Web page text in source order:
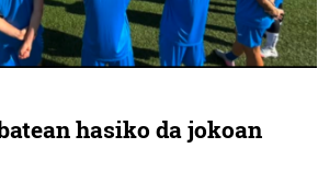
hasiko da jokoan